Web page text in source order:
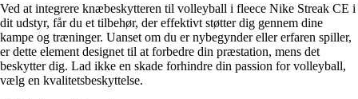
Ved at integrere knæbeskytteren til volleyball i fleece Nike Streak CE i
dit udstyr, får du et tilbehør, der effektivt støtter dig gennem dine
kampe og træninger. Uanset om du er nybegynder eller erfaren spiller,
er dette element designet til at forbedre din præstation, mens det
beskytter dig. Lad ikke en skade forhindre din passion for volleyball,
vælg en kvalitetsbeskyttelse.